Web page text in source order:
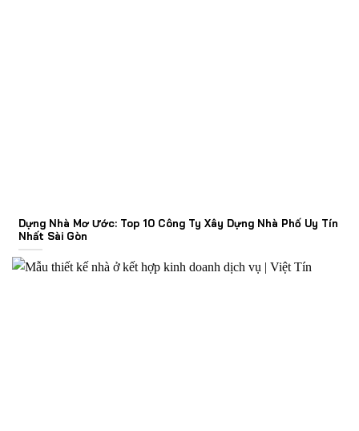
Dựng Nhà Mơ Ước: Top 10 Công Ty Xây Dựng Nhà Phố Uy Tín
Nhất Sài Gòn